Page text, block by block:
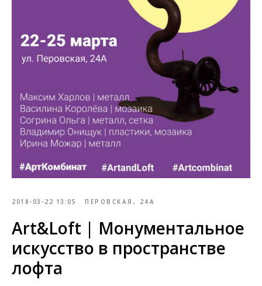
2018-03-22 13:05 ПЕРОВСКАЯ, 24А
Art&Loft | Монументальное
искусство в пространстве
лофта